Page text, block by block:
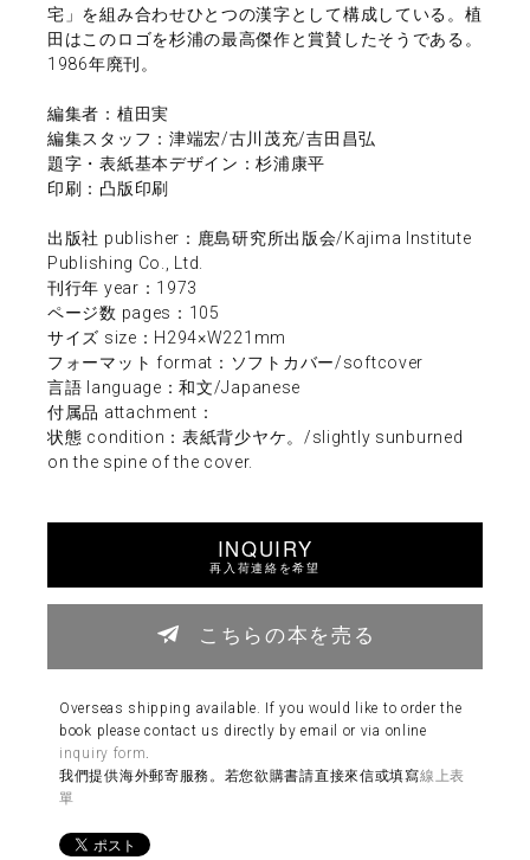
宅」を組み合わせひとつの漢字として構成している。植
田はこのロゴを杉浦の最高傑作と賞賛したそうである。
1986年廃刊。
編集者：植田実
編集スタッフ：津端宏/古川茂充/吉田昌弘
題字・表紙基本デザイン：杉浦康平
印刷：凸版印刷
出版社 publisher：鹿島研究所出版会/Kajima Institute
Publishing Co., Ltd.
刊行年 year：1973
ページ数 pages：105
サイズ size：H294×W221mm
フォーマット format：ソフトカバー/softcover
言語 language：和文/Japanese
付属品 attachment：
状態 condition：表紙背少ヤケ。/slightly sunburned
on the spine of the cover.
INQUIRY
再入荷連絡を希望
こちらの本を売る
Overseas shipping available. If you would like to order the
book please contact us directly by email or via online
inquiry form
我們提供海外郵寄服務。若您欲購書請直接來信或填寫線上表
單